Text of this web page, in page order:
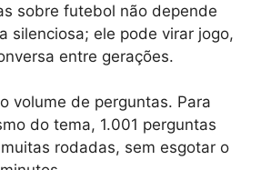
sobre futebol não depende
silenciosa; ele pode virar jogo,
entre gerações.
volume de perguntas. Para
do tema, 1.001 perguntas
rodadas, sem esgotar o